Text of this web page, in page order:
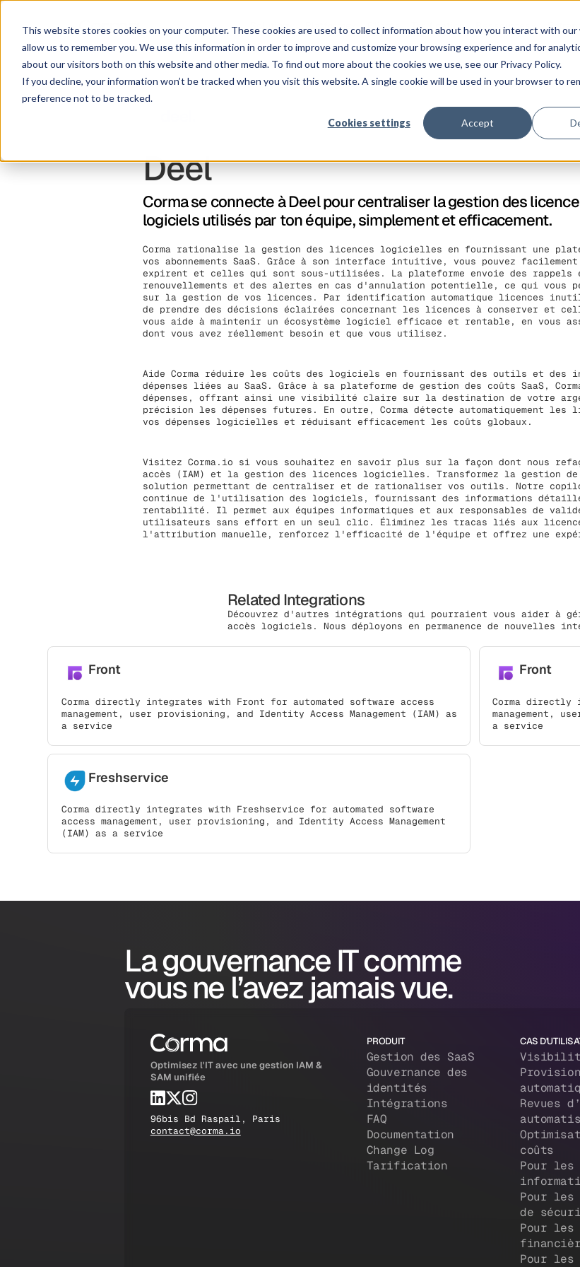
This website stores cookies on your computer. These cookies are used to collect information about how you interact with our
allow us to remember you. We use this information in order to improve and customize your browsing experience and for
about our visitors both on this website and other media. To find out more about the cookies we use, see our Privacy Policy.
If you decline, your information won’t be tracked when you visit this website. A single cookie will be used in your browser to
preference not to be tracked.
Cookies settings Accept
Solution Platforme Clients Tarification Ressources
Deel
Corma se connecte à Deel pour centraliser la gestion des
logiciels utilisés par ton équipe, simplement et efficacement.
Corma rationalise la gestion des licences logicielles en fournissant une
vos abonnements SaaS. Grâce à son interface intuitive, vous pouvez
expirent et celles qui sont sous-utilisées. La plateforme envoie des rappels
renouvellements et des alertes en cas d'annulation potentielle, ce qui vous
sur la gestion de vos licences. Par identification automatique licences
de prendre des décisions éclairées concernant les licences à conserver et
vous aide à maintenir un écosystème logiciel efficace et rentable, en vous
dont vous avez réellement besoin et que vous utilisez.
Aide Corma réduire les coûts des logiciels en fournissant des outils et des
dépenses liées au SaaS. Grâce à sa plateforme de gestion des coûts SaaS,
dépenses, offrant ainsi une visibilité claire sur la destination de votre
précision les dépenses futures. En outre, Corma détecte automatiquement
vos dépenses logicielles et réduisant efficacement les coûts globaux.
Visitez Corma.io si vous souhaitez en savoir plus sur la façon dont nous
accès (IAM) et la gestion des licences logicielles. Transformez la gestion
solution permettant de centraliser et de rationaliser vos outils. Notre
continue de l'utilisation des logiciels, fournissant des informations
rentabilité. Il permet aux équipes informatiques et aux responsables de
utilisateurs sans effort en un seul clic. Éliminez les tracas liés aux
l'attribution manuelle, renforcez l'efficacité de l'équipe et offrez une
Related Integrations
Découvrez d'autres intégrations qui pourraient vous aider à
accès logiciels. Nous déployons en permanence de nouvelles
Front
Corma directly integrates with Front for automated software access
management, user provisioning, and Identity Access Management (IAM) as
a service
Front
Corma directly
management,
a service
Freshservice
Corma directly integrates with Freshservice for automated software
access management, user provisioning, and Identity Access Management
(IAM) as a service
La gouvernance IT comme
vous ne l’avez jamais vue.
Optimisez l'IT avec une gestion IAM &
SAM unifiée
96bis Bd Raspail, Paris
contact@corma.io
PRODUIT
Gestion des SaaS
Gouvernance des
identités
Intégrations
FAQ
Documentation
Change Log
Tarification
CAS
Revues
coûts
Pour les
Pour les
de
Pour les
Pour les